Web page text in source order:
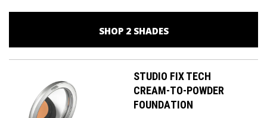
SHOP 2SHADES
STUDIO FIX TECH
CREAM-TO-POWDER
FOUNDATION